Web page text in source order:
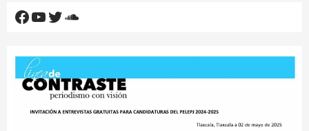
Facebook
YouTube
Twitter
SoundCloud